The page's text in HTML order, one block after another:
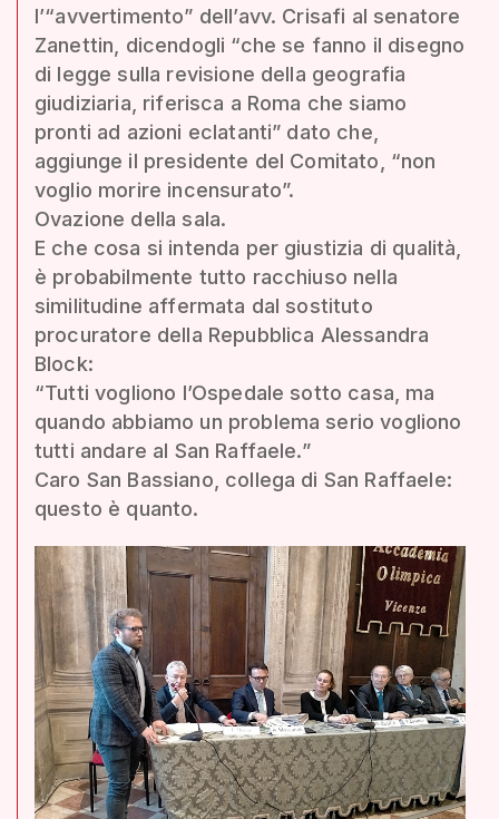
l’“avvertimento” dell’avv. Crisafi al senatore
Zanettin, dicendogli “che se fanno il disegno
di legge sulla revisione della geografia
giudiziaria, riferisca a Roma che siamo
pronti ad azioni eclatanti” dato che,
aggiunge il presidente del Comitato, “non
voglio morire incensurato”.
Ovazione della sala.
E che cosa si intenda per giustizia di qualità,
è probabilmente tutto racchiuso nella
similitudine affermata dal sostituto
procuratore della Repubblica Alessandra
Block:
“Tutti vogliono l’Ospedale sotto casa, ma
quando abbiamo un problema serio vogliono
tutti andare al San Raffaele.”
Caro San Bassiano, collega di San Raffaele:
questo è quanto.